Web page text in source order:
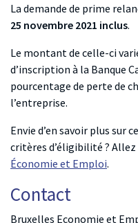
La demande de prime
25 novembre 2021 inclus.
Le montant de celle-ci
d’inscription à la Banque
pourcentage de perte de
l’entreprise.
Envie d’en savoir plus sur
critères d’éligibilité ?
Économie et Emploi.
Contact
Bruxelles Economie et